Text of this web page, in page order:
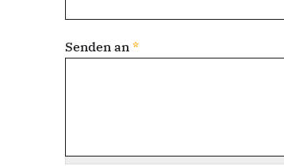
Senden an *